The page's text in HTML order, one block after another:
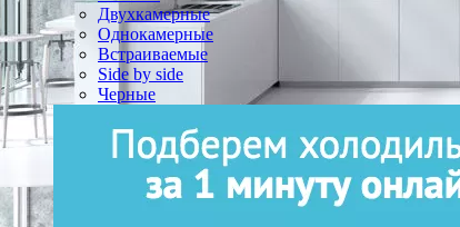
Двухкамерные
Однокамерные
Встраиваемые
Side by side
Черные